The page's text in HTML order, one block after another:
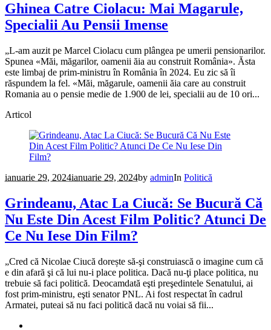
Ghinea Catre Ciolacu: Mai Magarule,
Specialii Au Pensii Imense
„L-am auzit pe Marcel Ciolacu cum plângea pe umerii pensionarilor.
Spunea «Măi, măgarilor, oamenii ăia au construit România». Ăsta
este limbaj de prim-ministru în România în 2024. Eu zic să îi
răspundem la fel. «Măi, măgarule, oamenii ăia care au construit
Romania au o pensie medie de 1.900 de lei, specialii au de 10 ori...
Articol
ianuarie 29, 2024ianuarie 29, 2024by adminIn Politică
Grindeanu, Atac La Ciucă: Se Bucură Că
Nu Este Din Acest Film Politic? Atunci De
Ce Nu Iese Din Film?
„Cred că Nicolae Ciucă dorește să-şi construiască o imagine cum că
e din afară şi că lui nu-i place politica. Dacă nu-ţi place politica, nu
trebuie să faci politică. Deocamdată eşti preşedintele Senatului, ai
fost prim-ministru, eşti senator PNL. Ai fost respectat în cadrul
Armatei, puteai să nu faci politică dacă nu voiai să fii...